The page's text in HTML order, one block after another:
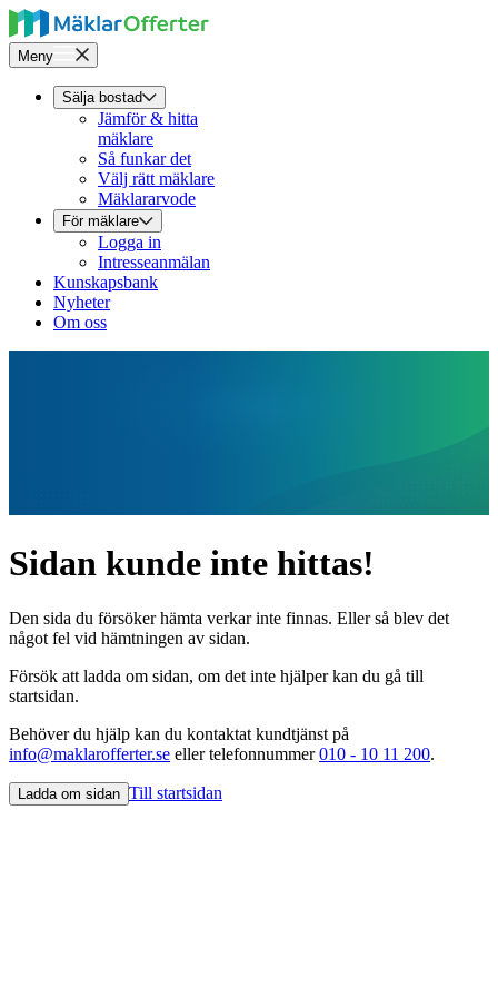
Meny
Sälja bostad
Jämför & hitta
mäklare
Så funkar det
Välj rätt mäklare
Mäklararvode
För mäklare
Logga in
Intresseanmälan
Kunskapsbank
Nyheter
Om oss
Sidan kunde inte hittas!
Den sida du försöker hämta verkar inte finnas. Eller så blev det
något fel vid hämtningen av sidan.
Försök att ladda om sidan, om det inte hjälper kan du gå till
startsidan.
Behöver du hjälp kan du kontaktat kundtjänst på
info@maklarofferter.se eller telefonnummer010 - 10 11 200.
Ladda om sidan Till startsidan